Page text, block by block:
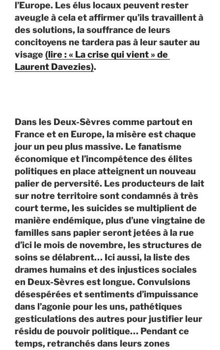
l’Europe. Les élus locaux peuvent rester
aveugle à cela et affirmer qu’ils travaillent à
des solutions, la souffrance de leurs
concitoyens ne tardera pas à leur sauter au
visage (lire : « La crise qui vient » de
Laurent Davezies).
Dans les Deux-Sèvres comme partout en
France et en Europe, la misère est chaque
jour un peu plus massive. Le fanatisme
économique et l’incompétence des élites
politiques en place atteignent un nouveau
palier de perversité. Les producteurs de lait
sur notre territoire sont condamnés à très
court terme, les suicides se multiplient de
manière endémique, plus d’une vingtaine de
familles sans papier seront jetées à la rue
d’ici le mois de novembre, les structures de
soins se délabrent… Ici aussi, la liste des
drames humains et des injustices sociales
en Deux-Sèvres est longue. Convulsions
désespérées et sentiments d’impuissance
dans l’agonie pour les uns, pathétiques
gesticulations des autres pour justifier leur
résidu de pouvoir politique… Pendant ce
temps, retranchés dans leurs zones